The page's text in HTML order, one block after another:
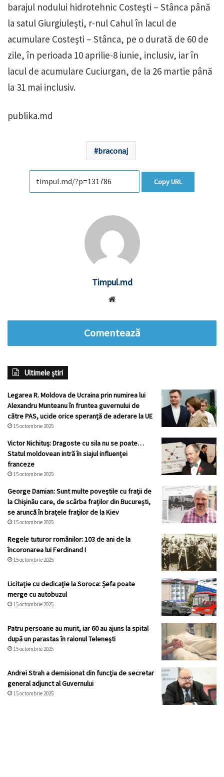
barajul nodului hidrotehnic Costeşti – Stânca până
la satul Giurgiuleşti, r-nul Cahul în lacul de
acumulare Costeşti – Stânca, pe o durată de 60 de
zile, în perioada 10 aprilie-8 iunie, inclusiv, iar în
lacul de acumulare Cuciurgan, de la 26 martie până
la 31 mai inclusiv.
publika.md
braconaj
Copy URL
Timpul.md
Comentează
Ultimele știri
Legarea R. Moldova de Ucraina prin numirea lui
Alexandru Munteanu în fruntea guvernului de
către PAS, ucide orice speranță de aderare la UE
15 octombrie 2025
Victor Nichituș: Dragoste cu sila nu se poate…
Statul moldovean intră în siajul influenței
franceze
15 octombrie 2025
George Damian: Sunt multe poveștile cu frații de
la Chișinău care, de scârba fraților din București,
se aruncă în brațele fraților de la Kiev
15 octombrie 2025
Regele tuturor românilor: 103 de ani de la
încoronarea lui Ferdinand I
15 octombrie 2025
Licitație cu dedicație la Soroca: Șefa poate
merge cu autobuzul
15 octombrie 2025
Patru persoane au murit, iar 60 au ajuns la spital
după un parastas în raionul Telenești
15 octombrie 2025
Andrei Strah a demisionat din funcția de secretar
general adjunct al Guvernului
15 octombrie 2025